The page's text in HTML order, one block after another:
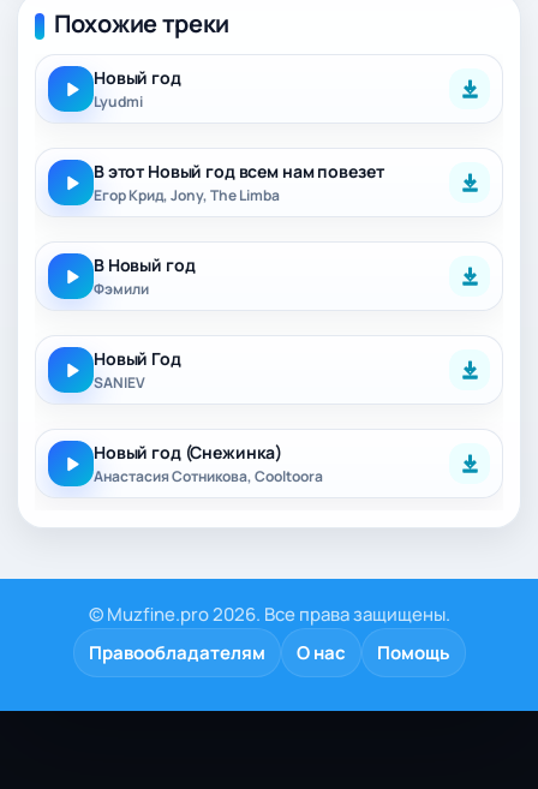
Похожие треки
Новый год
Lyudmi
В этот Новый год всем нам повезет
Егор Крид, Jony, The Limba
В Новый год
Фэмили
Новый Год
SANIEV
Новый год (Снежинка)
Анастасия Сотникова, Cooltoora
© Muzfine.pro 2026. Все права защищены.
Правообладателям
О нас Помощь